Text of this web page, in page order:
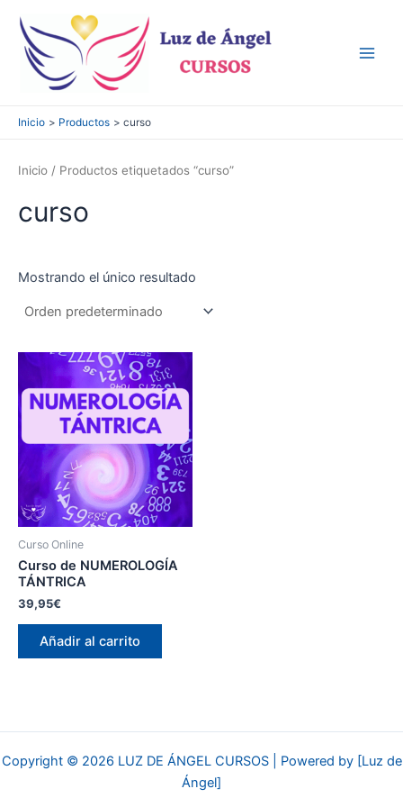
contenido
Inicio Productos curso
Inicio / Productos etiquetados “curso”
curso
Mostrando el único resultado
Curso Online
Curso de NUMEROLOGÍA
TÁNTRICA
39,95€
Añadir al carrito
Copyright © 2026 LUZ DE ÁNGEL CURSOS | Powered by [Luz de
Ángel]